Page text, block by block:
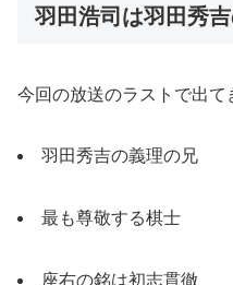
羽田浩司は羽田秀
今回の放送のラストで出て
羽田秀吉の義理の兄
最も尊敬する棋士
座右の銘は初志貫徹